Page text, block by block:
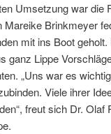
Umsetzung war die
Mareike Brinkmeyer
mit ins Boot
ganz Lippe
„Uns war es
Viele ihrer
freut sich Dr.